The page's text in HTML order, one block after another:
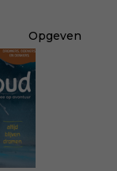
Opgeven